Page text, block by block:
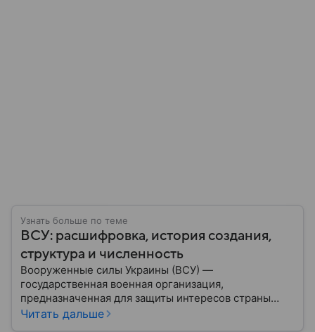
Узнать больше по теме
ВСУ: расшифровка, история создания,
структура и численность
Вооруженные силы Украины (ВСУ) —
государственная военная организация,
предназначенная для защиты интересов страны
военным путем. Была создана после
Читать дальше